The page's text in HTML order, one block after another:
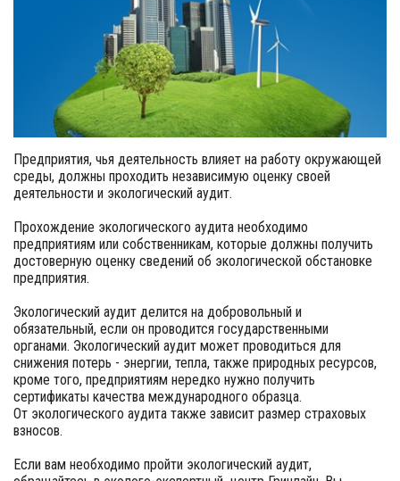
Предприятия, чья деятельность влияет на работу окружающей
среды, должны проходить независимую оценку своей
деятельности и экологический аудит.
Прохождение экологического аудита необходимо
предприятиям или собственникам, которые должны получить
достоверную оценку сведений об экологической обстановке
предприятия.
Экологический аудит делится на добровольный и
обязательный, если он проводится государственными
органами. Экологический аудит может проводиться для
снижения потерь - энергии, тепла, также природных ресурсов,
кроме того, предприятиям нередко нужно получить
сертификаты качества международного образца.
От экологического аудита также зависит размер страховых
взносов.
Если вам необходимо пройти экологический аудит,